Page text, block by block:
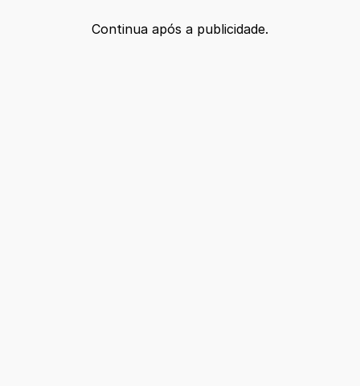
Continua após a publicidade.